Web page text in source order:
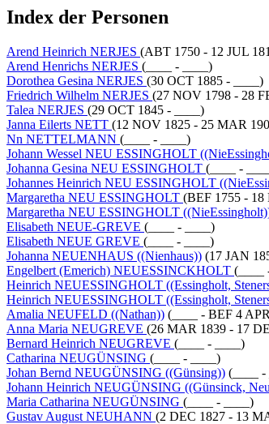
Index der Personen
Arend Heinrich NERJES (ABT 1750 - 12 JUL
Arend Henrichs NERJES (____ - ____)
Dorothea Gesina NERJES (30 OCT 1885 - ____)
Friedrich Wilhelm NERJES (27 NOV 1798 - 28
Talea NERJES (29 OCT 1845 - ____)
Janna Eilerts NETT (12 NOV 1825 - 25 MAR
Nn NETTELMANN (____ - ____)
Johann Wessel NEU ESSINGHOLT
Johanna Gesina NEU ESSINGHOLT (____ -
Johannes Heinrich NEU ESSINGHOLT
Margaretha NEU ESSINGHOLT (BEF 1755 -
Margaretha NEU ESSINGHOLT
Elisabeth NEUE-GREVE (____ - ____)
Elisabeth NEUE GREVE (____ - ____)
Johanna NEUENHAUS ((Nienhaus)) (17 JAN
Engelbert (Emerich) NEUESSINCKHOLT (____
Heinrich NEUESSINGHOLT ((Essingholt,
Heinrich NEUESSINGHOLT ((Essingholt,
Amalia NEUFELD ((Nathan)) (____ - BEF 4
Anna Maria NEUGREVE (26 MAR 1839 - 17
Bernard Heinrich NEUGREVE (____ - ____)
Catharina NEUGÜNSING (____ - ____)
Johan Bernd NEUGÜNSING ((Günsing)) (____ -
Johann Heinrich NEUGÜNSING ((Günsinck,
Maria Catharina NEUGÜNSING (____ - ____)
Gustav August NEUHANN (2 DEC 1827 - 13